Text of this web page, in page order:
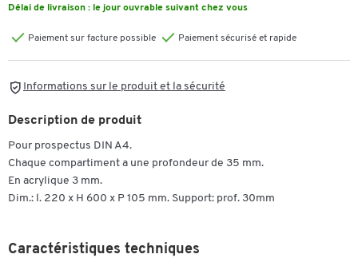
Délai de livraison : le jour ouvrable suivant chez vous
Paiement sur facture possible Paiement sécurisé et rapide
Informations sur le produit et la sécurité
Description de produit
Pour prospectus DIN A4.
Chaque compartiment a une profondeur de 35 mm.
En acrylique 3 mm.
Dim.: l. 220 x H 600 x P 105 mm. Support: prof. 30mm
Caractéristiques techniques